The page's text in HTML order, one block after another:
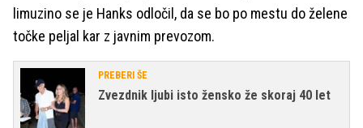
limuzino se je Hanks odločil, da se bo po mestu do želene
točke peljal kar z javnim prevozom.
PREBERI ŠE
Zvezdnik ljubi isto žensko že skoraj 40 let